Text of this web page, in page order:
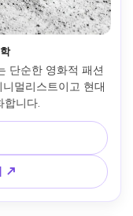
단순한 영화적 패션
멀리스트이고 현대
합니다.
↗